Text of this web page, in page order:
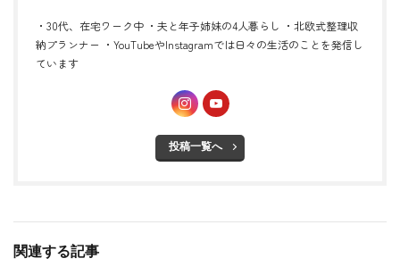
・30代、在宅ワーク中 ・夫と年子姉妹の4人暮らし ・北欧式整理収
納プランナー ・YouTubeやInstagramでは日々の生活のことを発信し
ています
投稿一覧へ
関連する記事